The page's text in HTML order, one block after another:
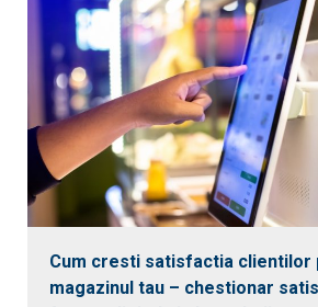
Cum cresti satisfactia clientilor
magazinul tau – chestionar